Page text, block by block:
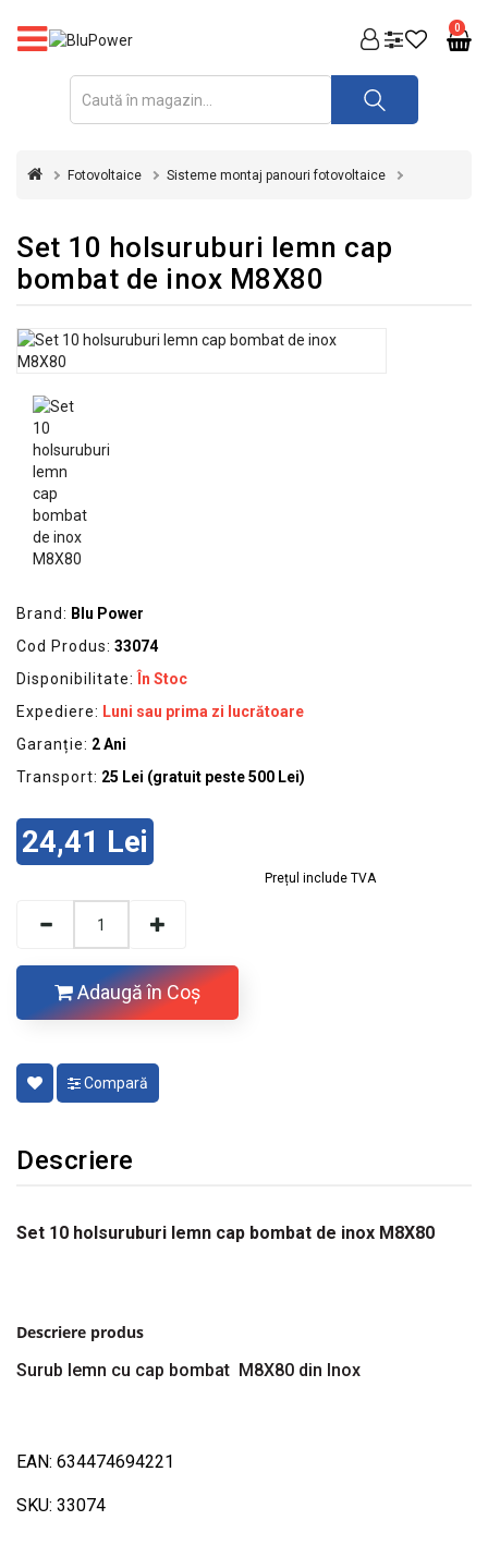
0
PRODUSE
FOTOVOLTAICE
INVERTOARE
&
STABILIZATOARE
TENSIUNE
CASA
GRADINA
SCULE
ELECTRICE
DE
PROTECȚIE
KITURI
FOTOVOLTAICE
Fotovoltaice Sisteme montaj panouri fotovoltaice
Set 10 holsuruburi lemn cap
bombat de inox M8X80
Brand: Blu Power
Cod Produs: 33074
Disponibilitate:
În Stoc
Expediere: Luni sau prima zi lucrătoare
Garanție: 2 Ani
Transport: 25 Lei (gratuit peste 500 Lei)
24,41 Lei
Prețul include TVA
Adaugă în Coş
Compară
Descriere
Set 10 holsuruburi lemn cap bombat de inox M8X80
Descriere produs
Surub lemn cu cap bombat M8X80 din Inox
EAN: 634474694221
SKU: 33074